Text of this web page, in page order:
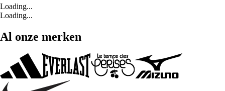
Loading...
Loading...
Al onze merken